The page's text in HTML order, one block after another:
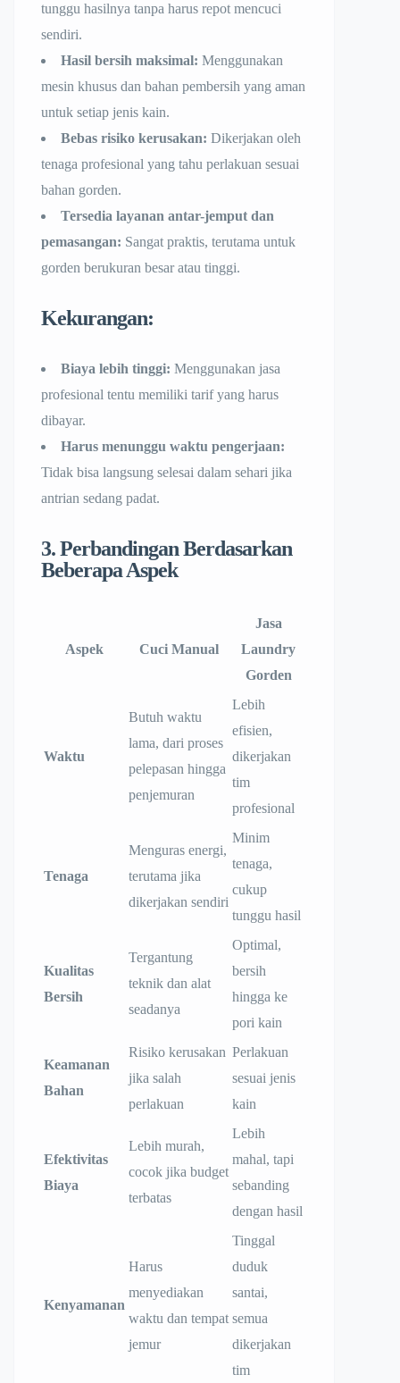
tunggu hasilnya tanpa harus repot mencuci
sendiri.
Hasil bersih maksimal: Menggunakan
mesin khusus dan bahan pembersih yang aman
untuk setiap jenis kain.
Bebas risiko kerusakan: Dikerjakan oleh
tenaga profesional yang tahu perlakuan sesuai
bahan gorden.
Tersedia layanan antar-jemput dan
pemasangan: Sangat praktis, terutama untuk
gorden berukuran besar atau tinggi.
Kekurangan:
Biaya lebih tinggi: Menggunakan jasa
profesional tentu memiliki tarif yang harus
dibayar.
Harus menunggu waktu pengerjaan:
Tidak bisa langsung selesai dalam sehari jika
antrian sedang padat.
3. Perbandingan Berdasarkan
Beberapa Aspek
Aspek Cuci Manual
Jasa
Laundry
Gorden
Waktu
Butuh waktu
lama, dari proses
pelepasan hingga
penjemuran
Lebih
efisien,
dikerjakan
tim
profesional
Tenaga
Menguras energi,
terutama jika
dikerjakan sendiri
Minim
tenaga,
cukup
tunggu hasil
Kualitas
Bersih
Tergantung
teknik dan alat
seadanya
Optimal,
bersih
hingga ke
pori kain
Keamanan
Bahan
Risiko kerusakan
jika salah
perlakuan
Perlakuan
sesuai jenis
kain
Efektivitas
Biaya
Lebih murah,
cocok jika budget
terbatas
Lebih
mahal, tapi
sebanding
dengan hasil
Kenyamanan
Harus
menyediakan
waktu dan tempat
jemur
Tinggal
duduk
santai,
semua
dikerjakan
tim